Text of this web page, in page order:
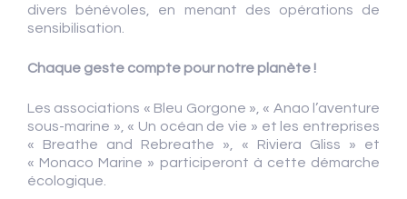
divers bénévoles, en menant des opérations de
sensibilisation.
Chaque geste compte pour notre planète !
Les associations « Bleu Gorgone », « Anao l’aventure
sous-marine », « Un océan de vie » et les entreprises
« Breathe and Rebreathe », « Riviera Gliss » et
« Monaco Marine » participeront à cette démarche
écologique.